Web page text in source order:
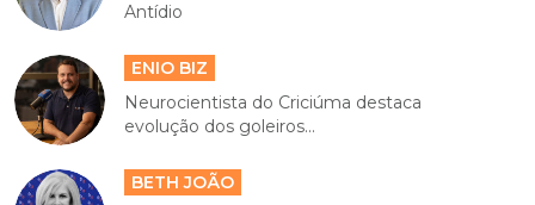
Antídio
ENIO BIZ
Neurocientista do Criciúma destaca
evolução dos goleiros...
BETH JOÃO